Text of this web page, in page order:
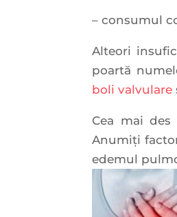
– consumul
Alteori
poartă
boli valvulare
Cea mai
Anumiți
edemul